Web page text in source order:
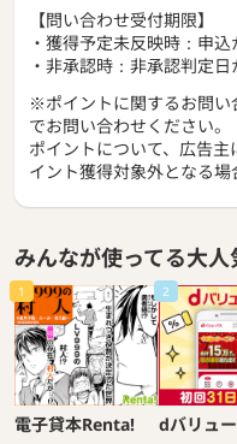
【問い合わせ受付期限】
・獲得予定未反映時：申
・非承認時：非承認判定
※ポイントに関するお問い
でお問い合わせください。
ポイントについて、広告
イント獲得対象外となる場
みんなが使ってる大人
1
電子貸本Renta!
2
dバリュ